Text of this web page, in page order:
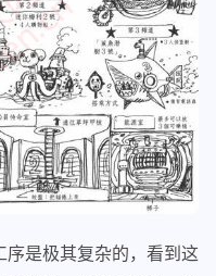
是极其复杂的，看到这